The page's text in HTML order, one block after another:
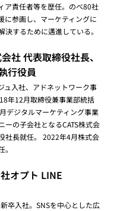
ア責任者等を歴任。のべ80社
に参画し、マーケティングに
するために邁進している。
社 代表取締役社長、
行役員
ュ入社、アドネットワーク事
年12月取締役兼事業部統括
デジタルマーケティング事業
ーの子会社となるCATS株式会
社長就任。 2022年4月株式会
オプト LINE
卒入社。SNSを中心とした広